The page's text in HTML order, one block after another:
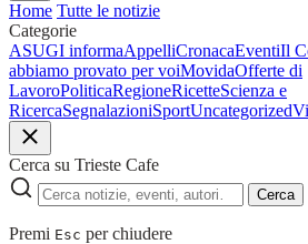
Home Tutte le notizie
Categorie
ASUGI informaAppelliCronacaEventiIl
abbiamo provato per voiMovidaOfferte di
LavoroPoliticaRegioneRicetteScienza e
RicercaSegnalazioniSportUncategorized
Cerca su Trieste Cafe
Cerca
Premi Esc per chiudere